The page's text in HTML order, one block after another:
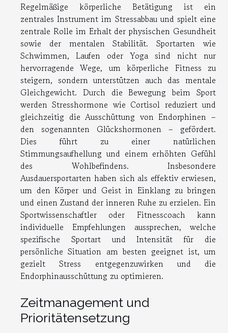
Regelmäßige körperliche Betätigung ist ein
zentrales Instrument im Stressabbau und spielt eine
zentrale Rolle im Erhalt der physischen Gesundheit
sowie der mentalen Stabilität. Sportarten wie
Schwimmen, Laufen oder Yoga sind nicht nur
hervorragende Wege, um körperliche Fitness zu
steigern, sondern unterstützen auch das mentale
Gleichgewicht. Durch die Bewegung beim Sport
werden Stresshormone wie Cortisol reduziert und
gleichzeitig die Ausschüttung von Endorphinen –
den sogenannten Glückshormonen – gefördert.
Dies führt zu einer natürlichen
Stimmungsaufhellung und einem erhöhten Gefühl
des Wohlbefindens. Insbesondere
Ausdauersportarten haben sich als effektiv erwiesen,
um den Körper und Geist in Einklang zu bringen
und einen Zustand der inneren Ruhe zu erzielen. Ein
Sportwissenschaftler oder Fitnesscoach kann
individuelle Empfehlungen aussprechen, welche
spezifische Sportart und Intensität für die
persönliche Situation am besten geeignet ist, um
gezielt Stress entgegenzuwirken und die
Endorphinausschüttung zu optimieren.
Zeitmanagement und
Prioritätensetzung